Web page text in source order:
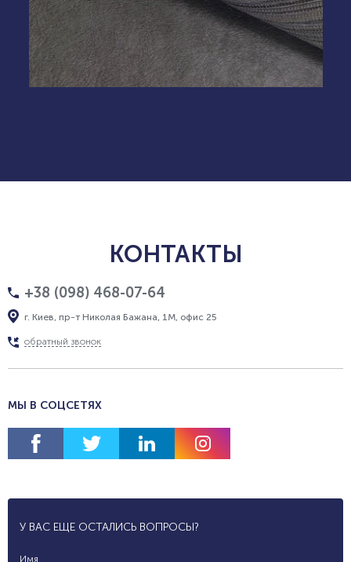
КОНТАКТЫ
+38 (098) 468-07-64
г. Киев, пр-т Николая Бажана, 1М, офис 25
обратный звонок
МЫ В СОЦСЕТЯХ
У ВАС ЕЩЕ ОСТАЛИСЬ ВОПРОСЫ?
Имя